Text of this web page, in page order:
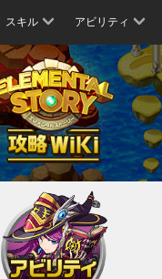
スキル アビリティ